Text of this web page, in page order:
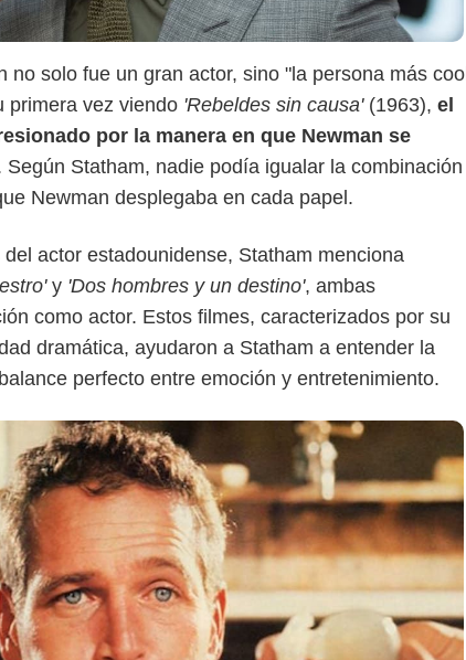
no solo fue un gran actor, sino "la persona más cool
primera vez viendo 'Rebeldes sin causa'(1963), el
por la manera en que Newman se
Según Statham, nadie podía igualar la combinación
Newman desplegaba en cada papel.
actor estadounidense, Statham menciona
y 'Dos hombres y un destino', ambas
como actor. Estos filmes, caracterizados por su
dramática, ayudaron a Statham a entender la
perfecto entre emoción y entretenimiento.
Taste of Cinema